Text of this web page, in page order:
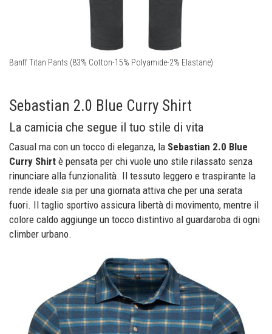
Banff Titan Pants (83% Cotton-15% Polyamide-2% Elastane)
Sebastian 2.0 Blue Curry Shirt
La camicia che segue il tuo stile di vita
Casual ma con un tocco di eleganza, la Sebastian 2.0 Blue
Curry Shirt è pensata per chi vuole uno stile rilassato senza
rinunciare alla funzionalità. Il tessuto leggero e traspirante la
rende ideale sia per una giornata attiva che per una serata
fuori. Il taglio sportivo assicura libertà di movimento, mentre il
colore caldo aggiunge un tocco distintivo al guardaroba di ogni
climber urbano.